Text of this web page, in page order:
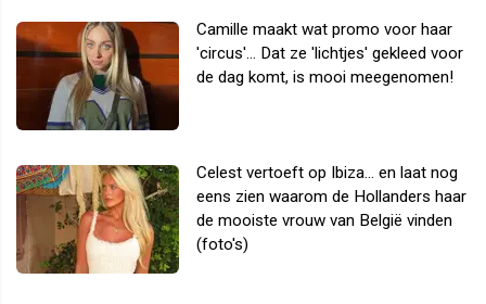
Camille maakt wat promo voor haar
'circus'... Dat ze 'lichtjes' gekleed voor
de dag komt, is mooi meegenomen!
Celest vertoeft op Ibiza... en laat nog
eens zien waarom de Hollanders haar
de mooiste vrouw van België vinden
(foto's)